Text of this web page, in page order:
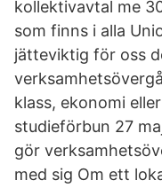
kollektivavtal me
som finns i alla
jätteviktig för oss
klass, ekonomi
studieförbun 27
gör
med sig Om ett